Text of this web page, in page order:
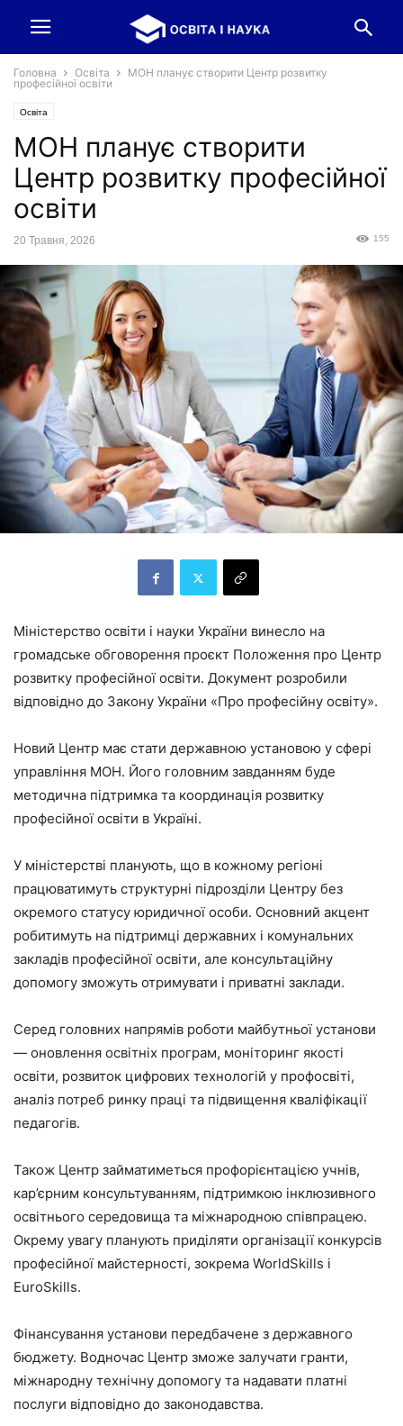
Головна Освіта
МОН планує створити Центр розвитку
професійної освіти
Освіта
МОН планує створити
Центр розвитку професійної
освіти
20 Травня, 2026 155
Міністерство освіти і науки України винесло на
громадське обговорення проєкт Положення про Центр
розвитку професійної освіти. Документ розробили
відповідно до Закону України «Про професійну освіту».
Новий Центр має стати державною установою у сфері
управління МОН. Його головним завданням буде
методична підтримка та координація розвитку
професійної освіти в Україні.
У міністерстві планують, що в кожному регіоні
працюватимуть структурні підрозділи Центру без
окремого статусу юридичної особи. Основний акцент
робитимуть на підтримці державних і комунальних
закладів професійної освіти, але консультаційну
допомогу зможуть отримувати і приватні заклади.
Серед головних напрямів роботи майбутньої установи
— оновлення освітніх програм, моніторинг якості
освіти, розвиток цифрових технологій у профосвіті,
аналіз потреб ринку праці та підвищення кваліфікації
педагогів.
Також Центр займатиметься профорієнтацією учнів,
кар’єрним консультуванням, підтримкою інклюзивного
освітнього середовища та міжнародною співпрацею.
Окрему увагу планують приділяти організації конкурсів
професійної майстерності, зокрема WorldSkills і
EuroSkills.
Фінансування установи передбачене з державного
бюджету. Водночас Центр зможе залучати гранти,
міжнародну технічну допомогу та надавати платні
послуги відповідно до законодавства.